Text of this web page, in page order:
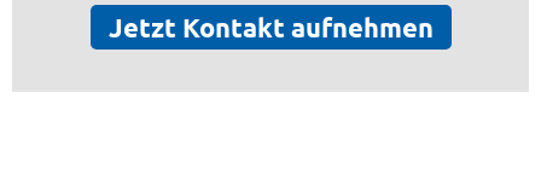
Jetzt Kontakt aufnehmen